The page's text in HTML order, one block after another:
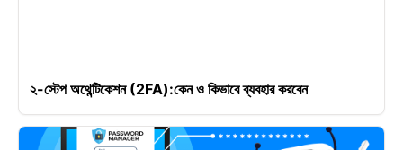
২-স্টেপ অথেন্টিকেশন (2FA):কেন ও কিভাবে ব্যবহার করবেন